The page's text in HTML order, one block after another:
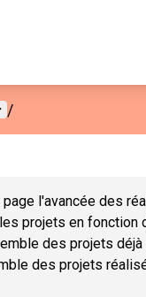
utilisateur
/
l'avancée des
projets en fonction
des projets
des projets